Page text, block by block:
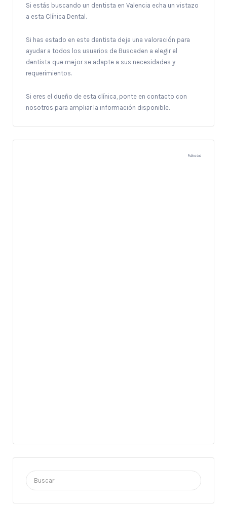
Si estás buscando un dentista en Valencia echa un vistazo
a esta Clínica Dental.
Si has estado en este dentista deja una valoración para
ayudar a todos los usuarios de Buscaden a elegir el
dentista que mejor se adapte a sus necesidades y
requerimientos.
Si eres el dueño de esta clínica, ponte en contacto con
nosotros para ampliar la información disponible.
Publicidad
Buscar
por: